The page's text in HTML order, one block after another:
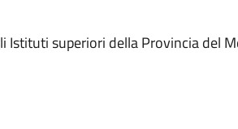
Istituti superiori della Provincia del